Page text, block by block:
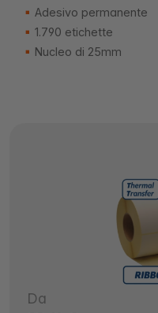
Adesivo permanente
1.790 etichette
Nucleo di 25mm
Da